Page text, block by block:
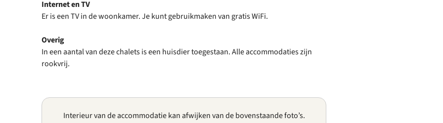
Internet en TV
Er is een TV in de woonkamer. Je kunt gebruikmaken van gratis WiFi.
Overig
In een aantal van deze chalets is een huisdier toegestaan. Alle accommodaties zijn
rookvrij.
Interieur van de accommodatie kan afwijken van de bovenstaande foto’s.